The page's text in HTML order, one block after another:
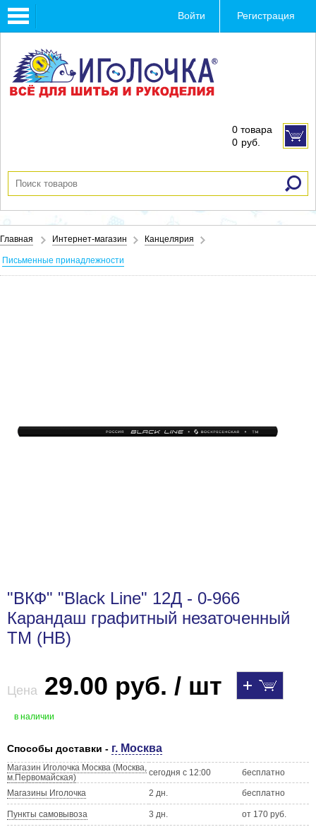
Toggle
navigation
Войти Регистрация
0 товара
0 руб.
Главная Интернет-магазин Канцелярия
Письменные принадлежности
"ВКФ" "Black Line" 12Д - 0-966
Карандаш графитный незаточенный
ТМ (HB)
Цена 29.00 руб. / шт
в наличии
Способы доставки - г. Москва
Магазин Иголочка Москва (Москва,
м.Первомайская)
сегодня с 12:00 бесплатно
Магазины Иголочка 2 дн. бесплатно
Пункты самовывоза 3 дн. от 170 руб.